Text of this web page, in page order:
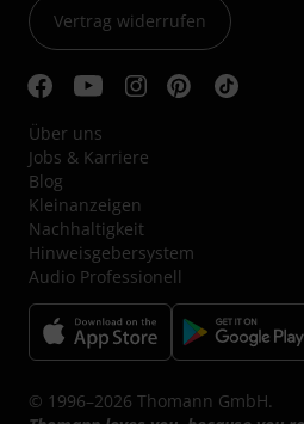
Vertrag widerrufen
Über uns
Jobs & Karriere
Blog
Kleinanzeigen
Nachhaltigkeit
Hinweisgebersystem
Audio Professionell
© 1996–2026 Thomann GmbH.